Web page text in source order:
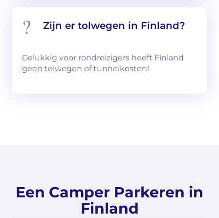
Zijn er tolwegen in Finland?
Gelukkig voor rondreizigers heeft Finland
geen tolwegen of tunnelkosten!
Een Camper Parkeren in
Finland